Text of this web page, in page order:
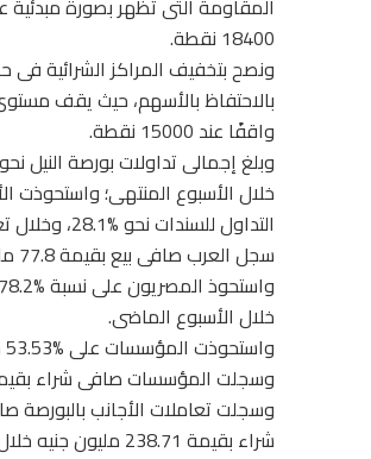
18400 نقطة.
ونصح بتخفيف المراكز الشرائية فى
واقفًا عند 15000 نقطة.
سجل العرب صافى بيع بقيمة 77.8 مليون جنيه خلال الفترة نفسها، بعد استبعاد الصفقات.
خلال الأسبوع الماضى.
وسجلت المؤسسات صافى شراء بقيمة 108.4 مليون جنيه خلال الأسبوع
شراء بقيمة 238.71 مليون جنيه خلال الفترة نفسها، وذلك بعد استبعاد الصفقات.